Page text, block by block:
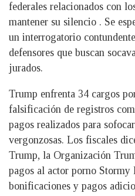
federales relacionados con
mantener su silencio . Se
un interrogatorio
defensores que buscan
jurados.
Trump enfrenta 34 cargos
falsificación de registros
pagos realizados para
vergonzosas. Los fiscales
Trump, la Organización
pagos al actor porno
bonificaciones y pagos